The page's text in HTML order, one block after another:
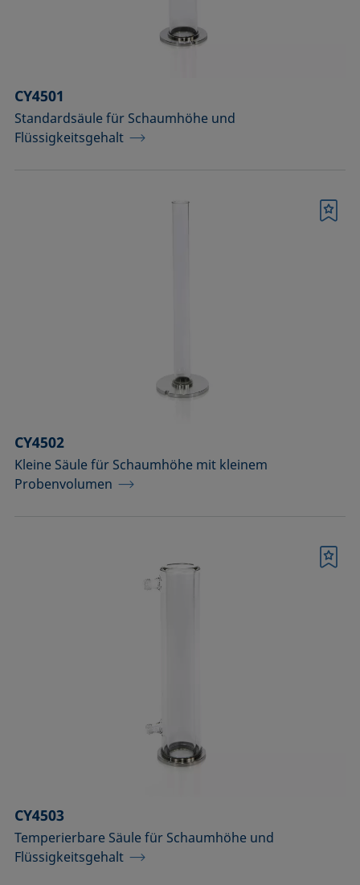
CY4501
Standardsäule für Schaumhöhe und
Flüssigkeitsgehalt
CY4502
Kleine Säule für Schaumhöhe mit kleinem
Probenvolumen
CY4503
Temperierbare Säule für Schaumhöhe und
Flüssigkeitsgehalt